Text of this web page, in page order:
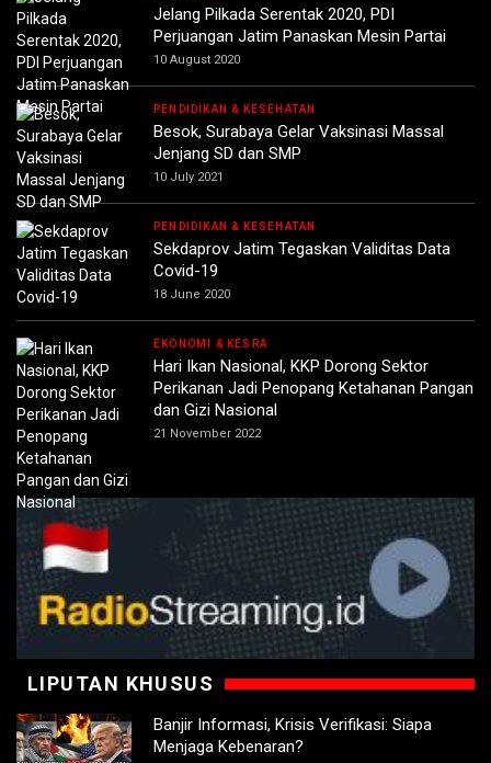
Jelang Pilkada Serentak 2020, PDI
Perjuangan Jatim Panaskan Mesin Partai
10 August 2020
PENDIDIKAN & KESEHATAN
Besok, Surabaya Gelar Vaksinasi Massal
Jenjang SD dan SMP
10 July 2021
PENDIDIKAN & KESEHATAN
Sekdaprov Jatim Tegaskan Validitas Data
Covid-19
18 June 2020
EKONOMI & KESRA
Hari Ikan Nasional, KKP Dorong Sektor
Perikanan Jadi Penopang Ketahanan Pangan
dan Gizi Nasional
21 November 2022
LIPUTAN KHUSUS
Banjir Informasi, Krisis Verifikasi: Siapa
Menjaga Kebenaran?